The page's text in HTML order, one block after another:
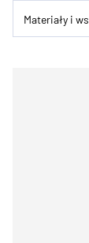
Materiały i